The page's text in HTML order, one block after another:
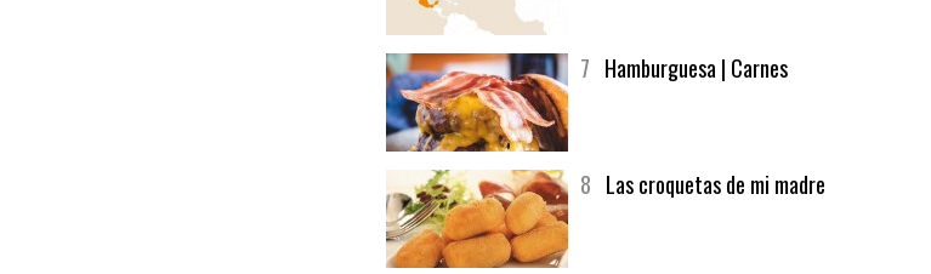
7 Hamburguesa | Carnes
8 Las croquetas de mi madre